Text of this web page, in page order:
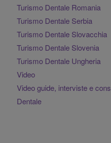
Turismo Dentale Romania
Turismo Dentale Serbia
Turismo Dentale Slovacchia
Turismo Dentale Slovenia
Turismo Dentale Ungheria
Video
Video guide, interviste e
Dentale